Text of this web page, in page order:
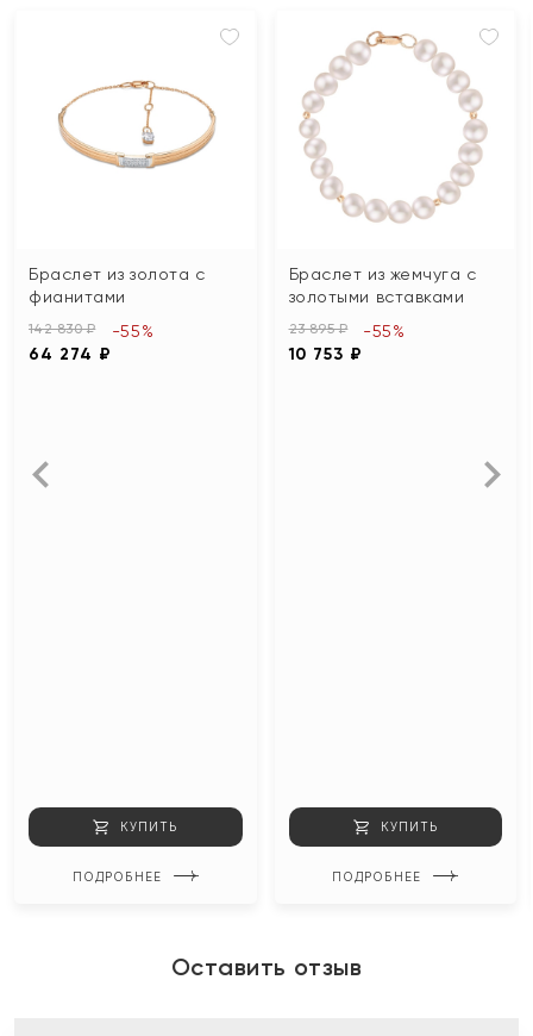
Браслет из золота с
фианитами
142 830 ₽
64 274 ₽
-55%
КУПИТЬ
ПОДРОБНЕЕ
Браслет из жемчуга с
золотыми вставками
23 895 ₽
10 753 ₽
-55%
КУПИТЬ
ПОДРОБНЕЕ
Оставить отзыв